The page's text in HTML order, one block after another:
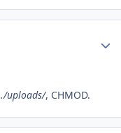
./uploads/, CHMOD.